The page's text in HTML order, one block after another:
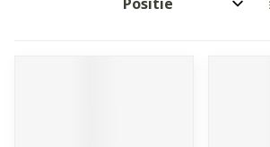
Sorteer op: